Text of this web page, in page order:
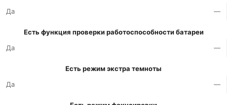
Да
—
Есть функция проверки работоспособности батареи
Да
—
Есть режим экстра темноты
Да
—